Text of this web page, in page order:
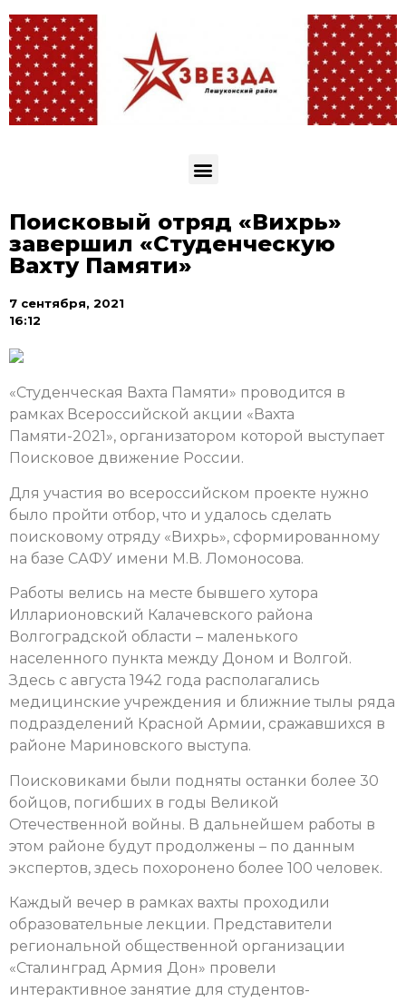
Поисковый отряд «Вихрь»
завершил «Студенческую
Вахту Памяти»
7 сентября, 2021
16:12
«Студенческая Вахта Памяти» проводится в
рамках Всероссийской акции «Вахта
Памяти-2021», организатором которой выступает
Поисковое движение России.
Для участия во всероссийском проекте нужно
было пройти отбор, что и удалось сделать
поисковому отряду «Вихрь», сформированному
на базе САФУ имени М.В. Ломоносова.
Работы велись на месте бывшего хутора
Илларионовский Калачевского района
Волгоградской области – маленького
населенного пункта между Доном и Волгой.
Здесь с августа 1942 года располагались
медицинские учреждения и ближние тылы ряда
подразделений Красной Армии, сражавшихся в
районе Мариновского выступа.
Поисковиками были подняты останки более 30
бойцов, погибших в годы Великой
Отечественной войны. В дальнейшем работы в
этом районе будут продолжены – по данным
экспертов, здесь похоронено более 100 человек.
Каждый вечер в рамках вахты проходили
образовательные лекции. Представители
региональной общественной организации
«Сталинград Армия Дон» провели
интерактивное занятие для студентов-